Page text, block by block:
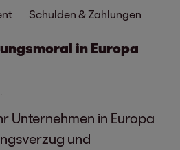
Schulden & Zahlungen
in Europa
Unternehmen in Europa
und